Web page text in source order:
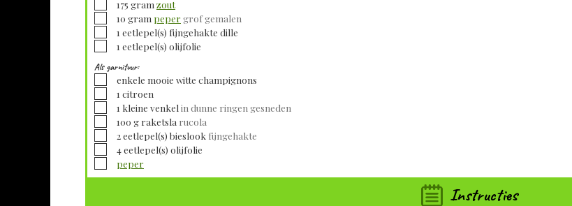
▢175 gram zout
▢
10 gram pepergrof gemalen
▢1 eetlepel(s) fijngehakte dille
▢1 eetlepel(s) olijfolie
Als garnituur:
▢
enkele mooie witte champignons
▢1 citroen
▢1 kleine venkel in dunne ringen gesneden
▢
100 g raketsla rucola
▢
2 eetlepel(s) bieslook fijngehakte
▢4eetlepel(s) olijfolie
▢
peper
Instructies